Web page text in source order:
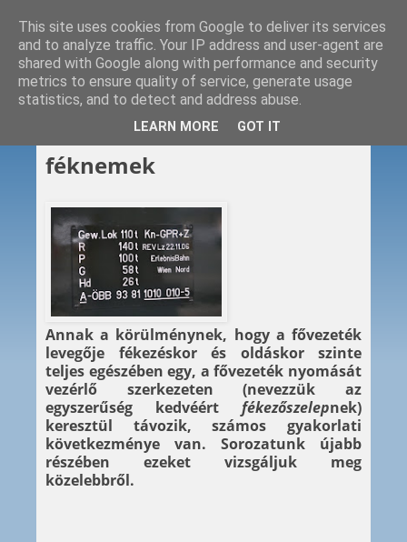
2012. 12. 08.
Vasúti fékezés XI. – A
féknemek
Annak a körülménynek, hogy a fővezeték
levegője fékezéskor és oldáskor szinte
teljes egészében egy, a fővezeték nyomását
vezérlő szerkezeten (nevezzük az
egyszerűség kedvéért fékezőszelepnek)
keresztül távozik, számos gyakorlati
következménye van. Sorozatunk újabb
részében ezeket vizsgáljuk meg
közelebbről.
This site uses cookies from Google to deliver its services
and to analyze traffic. Your IP address and user-agent are
shared with Google along with performance and security
metrics to ensure quality of service, generate usage
statistics, and to detect and address abuse.
LEARN MORE GOT IT